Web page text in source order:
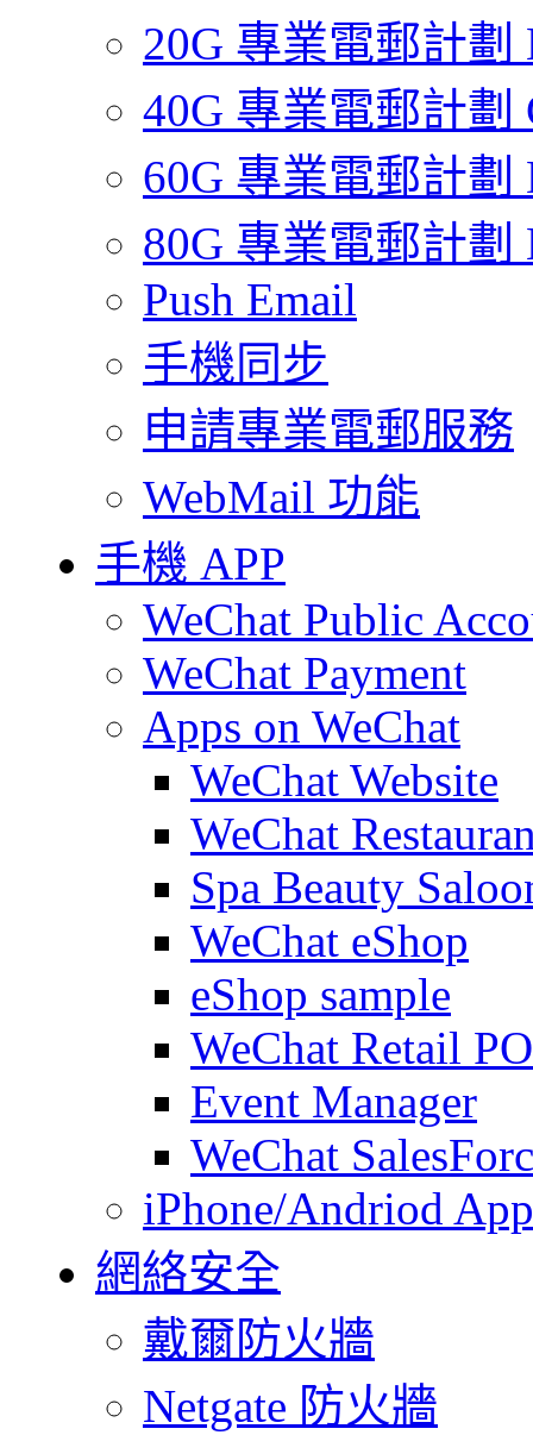
20G 專業電郵計劃
40G 專業電郵計劃
60G 專業電郵計劃
80G 專業電郵計劃
Push Email
手機同步
申請專業電郵服務
WebMail 功能
手機 APP
WeChat Public
WeChat Payment
Apps on WeChat
WeChat Website
WeChat
Spa Beauty
WeChat eShop
eShop sample
WeChat Retail
Event Manager
WeChat
iPhone/Andriod
網絡安全
戴爾防火牆
Netgate 防火牆